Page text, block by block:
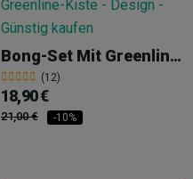
Bong-Set Mit Greenline-Kiste
(12)
18,90 €
21,00 € -10%